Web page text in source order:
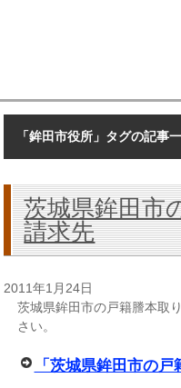
「鉾田市役所」タグの記事
茨城県鉾田市
請求先
2011年1月24日
茨城県鉾田市の戸籍謄本取
さい。
「茨城県鉾田市の